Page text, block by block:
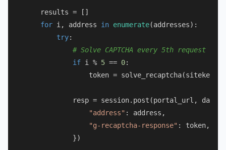
    results = []
for i, address in enumerate(addresses):
try:
# Solve CAPTCHA every 5th request
if i % 5 == 0:
token = solve_recaptcha(sitekey,
            resp = session.post(portal_url, data={
"address" : address,
"g-recaptcha-response" : token,
            })